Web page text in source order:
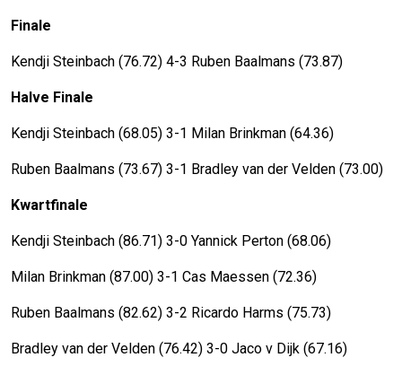
Finale
Kendji Steinbach (76.72) 4-3 Ruben Baalmans (73.87)
Halve Finale
Kendji Steinbach (68.05) 3-1 Milan Brinkman (64.36)
Ruben Baalmans (73.67) 3-1 Bradley van der Velden (73.00)
Kwartfinale
Kendji Steinbach (86.71) 3-0 Yannick Perton (68.06)
Milan Brinkman (87.00) 3-1 Cas Maessen (72.36)
Ruben Baalmans (82.62) 3-2 Ricardo Harms (75.73)
Bradley van der Velden (76.42) 3-0 Jaco v Dijk (67.16)